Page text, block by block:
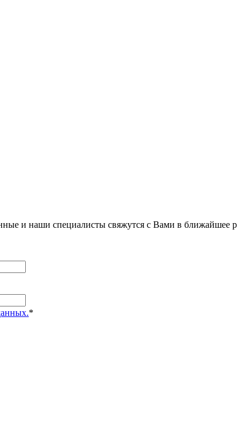
и наши специалисты свяжутся с Вами в ближайшее
*